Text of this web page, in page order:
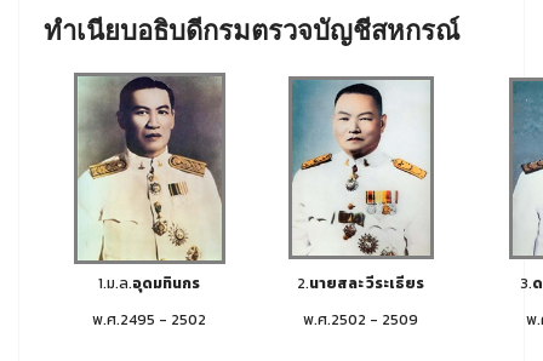
ทำเนียบอธิบดีกรมตรวจบัญชีสหกรณ์
1.ม.ล.อุดมทินกร 2.นายสละ วีระเธียร 3.
พ.ศ.2495 - 2502
พ.ศ.2502 - 2509 พ.